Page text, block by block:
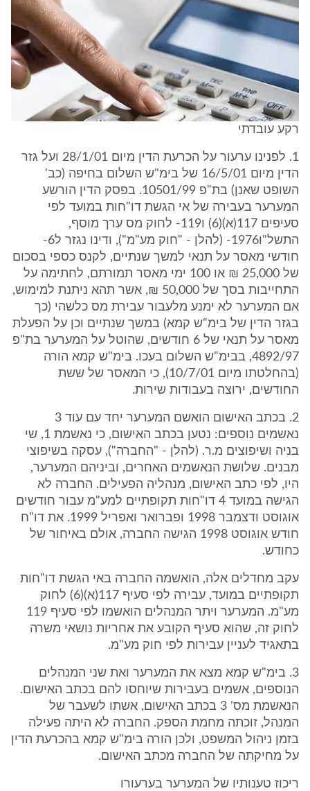
רקע עובדתי
1. לפנינו ערעור על הכרעת הדין מיום 28/1/01 ועל גזר
הדין מיום 16/5/01 של בימ"ש השלום בחיפה (כב'
השופט שאנן) בת"פ 10501/99. בפסק הדין הורשע
המערער בעבירה של אי הגשת דו"חות במועד לפי
סעיפים 117(א)(6) ו119- לחוק מס ערך מוסף,
התשל"ו1976- (להלן - "חוק מע"מ"), ודינו נגזר ל6-
חודשי מאסר על תנאי למשך שנתיים, לקנס כספי בסכום
של 25,000 ₪ או 100 ימי מאסר תמורתם, לחתימה על
התחייבות בסך של 50,000 ₪, אשר תהא ניתנת למימוש,
אם המערער לא ימנע מלעבור עבירת מס כלשהי (כך
בגזר הדין של בימ"ש קמא) במשך שנתיים וכן על הפעלת
מאסר על תנאי של 6 חודשים, שהוטל על המערער בת"פ
4892/97, בבימ"ש השלום בעכו. בימ"ש קמא הורה
(בהחלטתו מיום 10/7/01), כי המאסר של ששת
החודשים, ירוצה בעבודות שירות.
2. בכתב האישום הואשם המערער יחד עם עוד 3
נאשמים נוספים: נטען בכתב האישום, כי נאשמת 1, שי
בניה ושיפוצים מ.ר. (להלן - "החברה"), עסקה בשיפוצי
מבנים. שלושת הנאשמים האחרים, וביניהם המערער,
היו, לפי כתב האישום, מנהליה הפעילים. החברה לא
הגישה במועד 4 דו"חות תקופתיים למע"מ עבור חודשים
אוגוסט ודצמבר 1998 ופברואר ואפריל 1999. את דו"ח
חודש אוגוסט 1998 הגישה החברה, אולם באיחור של
כחודש.
עקב מחדלים אלה, הואשמה החברה באי הגשת דו"חות
תקופתיים במועד, עבירה לפי סעיף 117(א)(6) לחוק
מע"מ. המערער ויתר המנהלים הואשמו לפי סעיף 119
לחוק זה, שהוא סעיף הקובע את אחריות נושאי משרה
בתאגיד לעניין עבירות לפי חוק מע"מ.
3. בימ"ש קמא מצא את המערער ואת שני המנהלים
הנוספים, אשמים בעבירות שיוחסו להם בכתב האישום.
הנאשמת מס' 3 בכתב האישום, אשתו לשעבר של
המנהל, זוכתה מחמת הספק. החברה לא היתה פעילה
בזמן ניהול המשפט, ולכן הורה בימ"ש קמא בהכרעת הדין
על מחיקתה של החברה מכתב האישום.
ריכוז טענותיו של המערער בערעורו